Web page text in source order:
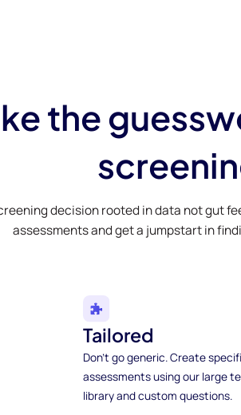
the
decision rooted in data not gut
assessments and get a jumpstart in
Tailored
Don't go generic. Create
assessments using our large
library and custom questions.